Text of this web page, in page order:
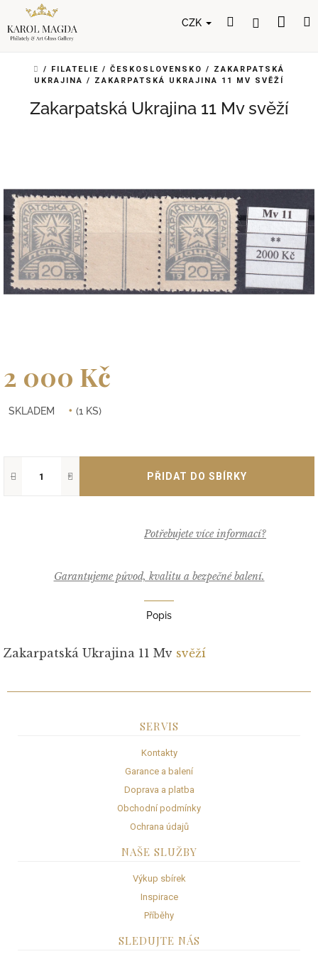
obsah
CZK HledatPřihlášení
DOMŮ
/ FILATELIE / ČESKOSLOVENSKO /
ZAKARPATSKÁ
UKRAJINA / ZAKARPATSKÁ UKRAJINA 11 MV SVĚŽÍ
Zakarpatská Ukrajina 11 Mv svěží
2 000 Kč
cena:
SKLADEM (1 KS)
+
−
Garantujeme původ, kvalitu a bezpečné balení.
Popis
Zakarpatská Ukrajina 11 Mv svěží
SERVIS
Kontakty
Garance a balení
Doprava a platba
Obchodní podmínky
Ochrana údajů
NAŠE SLUŽBY
Výkup sbírek
Inspirace
Příběhy
SLEDUJTE NÁS